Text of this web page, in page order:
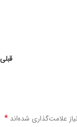
قبلی
علامت‌گذاری شده‌اند *